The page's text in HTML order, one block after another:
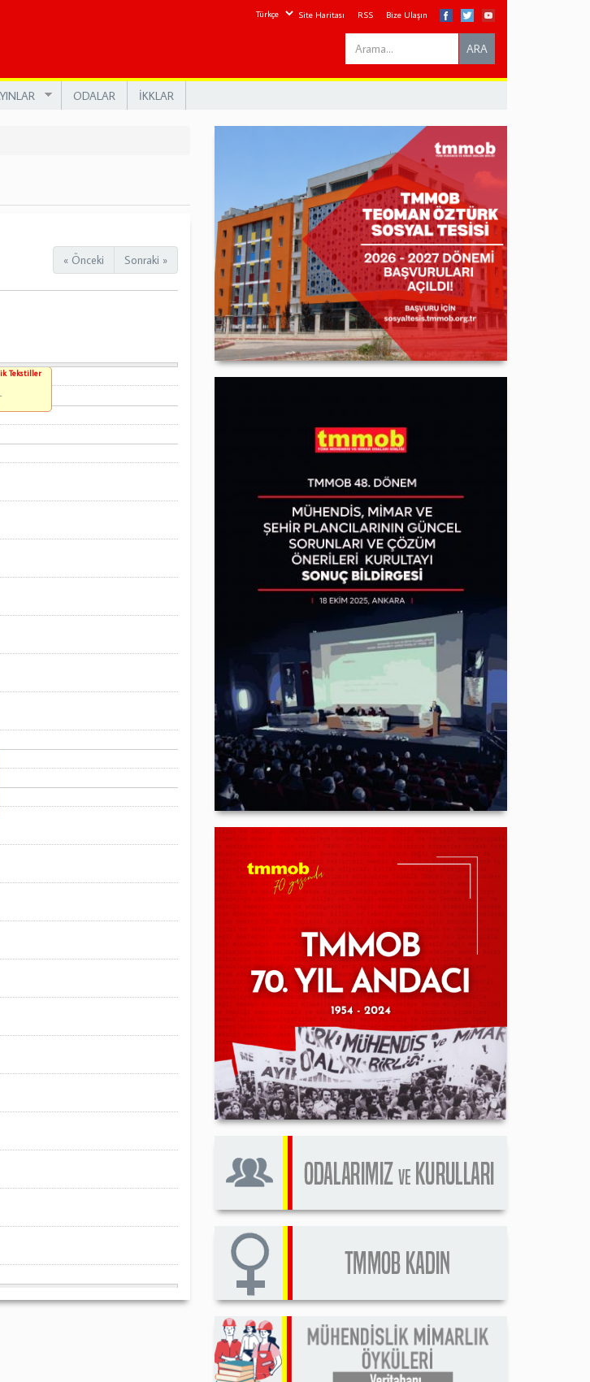
Site Haritası RSS Bize Ulaşın
Search
this
ARA
ODALAR İKKLAR
« Önceki Sonraki »
Tekstiller
-